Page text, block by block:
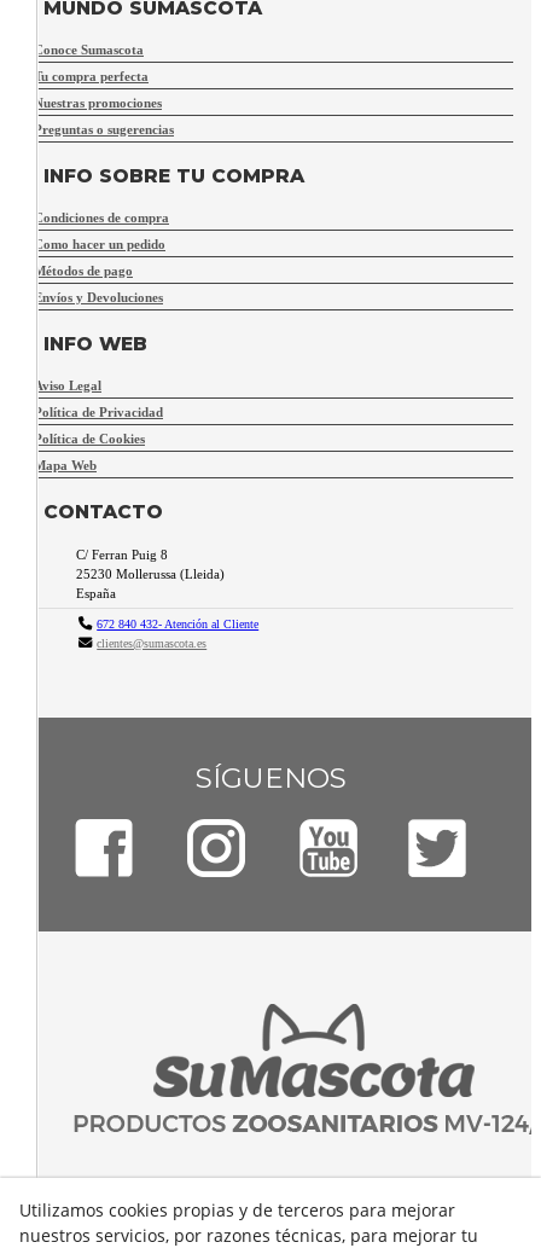
MUNDO SUMASCOTA
Conoce Sumascota
Tu compra perfecta
Nuestras promociones
Preguntas o sugerencias
INFO SOBRE TU COMPRA
Condiciones de compra
Como hacer un pedido
Métodos de pago
Envíos y Devoluciones
INFO WEB
Aviso Legal
Política de Privacidad
Política de Cookies
Mapa Web
CONTACTO
C/ Ferran Puig 8
25230 Mollerussa (Lleida)
España
672 840 432- Atención al Cliente
clientes@sumascota.es
SÍGUENOS
Utilizamos cookies propias y de terceros para mejorar
nuestros servicios, por razones técnicas, para mejorar tu